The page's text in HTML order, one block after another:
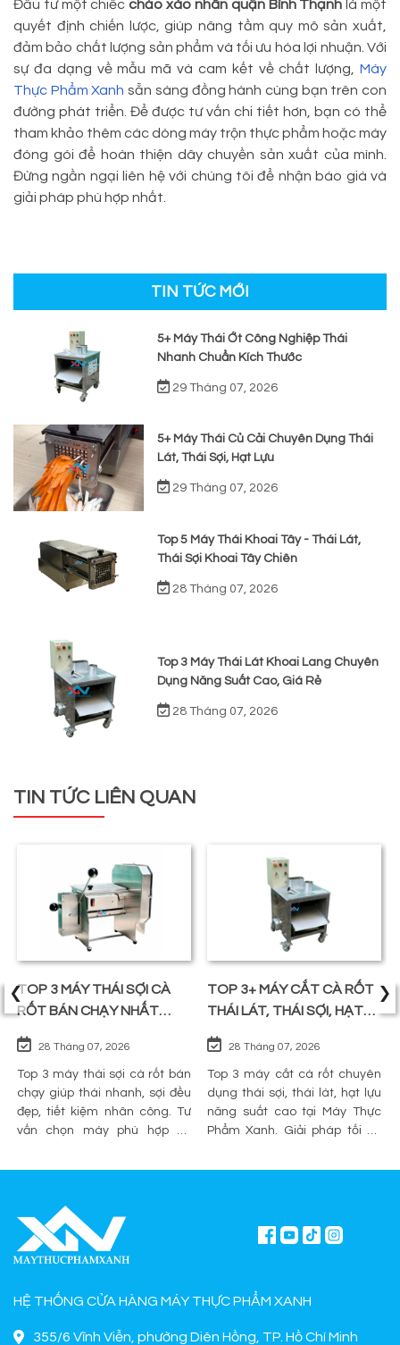
Đầu tư một chiếcchảo xào nhân quận Bình Thạnh là một
quyết định chiến lược, giúp nâng tầm quy mô sản xuất,
đảm bảo chất lượng sản phẩm và tối ưu hóa lợi nhuận. Với
sự đa dạng về mẫu mã và cam kết về chất lượng, Máy
Thực Phẩm Xanh sẵn sàng đồng hành cùng bạn trên con
đường phát triển. Để được tư vấn chi tiết hơn, bạn có thể
tham khảo thêm các dòng máy trộn thực phẩm hoặc máy
đóng gói để hoàn thiện dây chuyền sản xuất của mình.
Đừng ngần ngại liên hệ với chúng tôi để nhận báo giá và
giải pháp phù hợp nhất.
TIN TỨC MỚI
5+ Máy Thái Ớt Công Nghiệp Thái
Nhanh Chuẩn Kích Thước
29 Tháng 07, 2026
5+ Máy Thái Củ Cải Chuyên Dụng Thái
Lát, Thái Sợi, Hạt Lựu
29 Tháng 07, 2026
Top 5 Máy Thái Khoai Tây - Thái Lát,
Thái Sợi Khoai Tây Chiên
28 Tháng 07, 2026
Top 3 Máy Thái Lát Khoai Lang Chuyên
Dụng Năng Suất Cao, Giá Rẻ
28 Tháng 07, 2026
TIN TỨC LIÊN QUAN
TOP 3 MÁY THÁI SỢI CÀ
RỐT BÁN CHẠY NHẤT
28 Tháng 07, 2026
Top 3 máy thái sợi cà rốt bán
chạy giúp thái nhanh, sợi đều
đẹp, tiết kiệm nhân công. Tư
vấn chọn máy phù hợp và
Phẩm Xanh.
TOP 3+ MÁY CẮT CÀ RỐT
THÁI LÁT, THÁI SỢI, HẠT
28 Tháng 07, 2026
Top 3 máy cắt cà rốt chuyên
dụng thái sợi, thái lát, hạt lựu
năng suất cao tại Máy Thực
Phẩm Xanh. Giải pháp tối ưu
nghiệp.
‹ ›
HỆ THỐNG CỬA HÀNG MÁY THỰC PHẨM XANH
355/6 Vĩnh Viễn, phường Diên Hồng, TP. Hồ Chí Minh